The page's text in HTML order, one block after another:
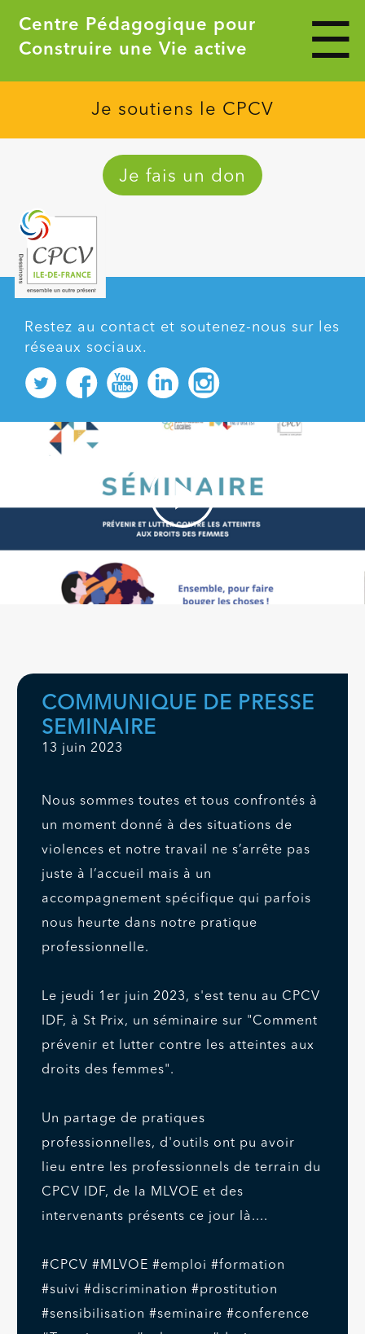
noter
Web
Centre Pédagogique pour
Construire une Vie active
Je soutiens le CPCV
Je fais un don
Restez au contact et soutenez-nous sur les
réseaux sociaux.
COMMUNIQUE DE PRESSE
SEMINAIRE
13 juin 2023
Nous sommes toutes et tous confrontés à
un moment donné à des situations de
violences et notre travail ne s’arrête pas
juste à l’accueil mais à un
accompagnement spécifique qui parfois
nous heurte dans notre pratique
professionnelle.
Le jeudi 1er juin 2023, s'est tenu au CPCV
IDF, à St Prix, un séminaire sur "Comment
prévenir et lutter contre les atteintes aux
droits des femmes".
Un partage de pratiques
professionnelles, d'outils ont pu avoir
lieu entre les professionnels de terrain du
CPCV IDF, de la MLVOE et des
intervenants présents ce jour là....
#CPCV #MLVOE #emploi #formation
#suivi #discrimination #prostitution
#sensibilisation #seminaire #conference